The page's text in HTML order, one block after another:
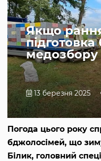
Якщо
медозбору
13 березня 2025
Погода цього року
бджолосімей, що
Білик, головний